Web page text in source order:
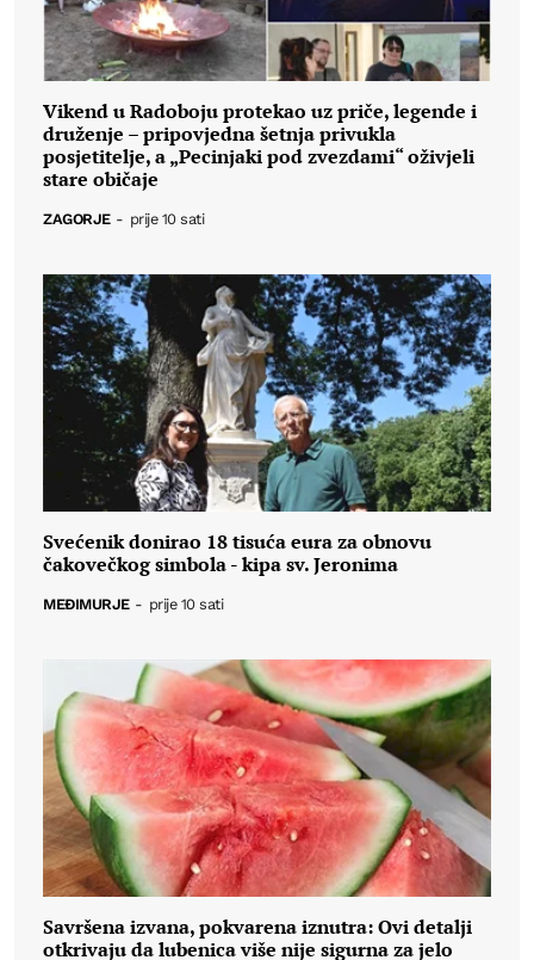
Vikend u Radoboju protekao uz priče, legende i
druženje – pripovjedna šetnja privukla
posjetitelje, a „Pecinjaki pod zvezdami“ oživjeli
stare običaje
ZAGORJE - prije 10 sati
Svećenik donirao 18 tisuća eura za obnovu
čakovečkog simbola - kipa sv. Jeronima
MEĐIMURJE - prije 10 sati
Savršena izvana, pokvarena iznutra: Ovi detalji
otkrivaju da lubenica više nije sigurna za jelo